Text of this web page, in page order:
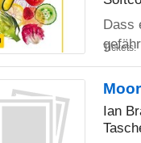
Dass
Tickets:
Ian